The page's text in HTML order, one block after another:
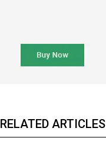
RELATED ARTICLES